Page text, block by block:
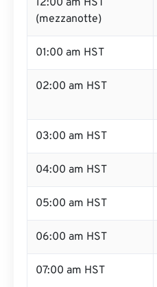
12:00 am HST
(mezzanotte)
01:00 am HST
02:00 am HST
03:00 am HST
04:00 am HST
05:00 am HST
06:00 am HST
07:00 am HST